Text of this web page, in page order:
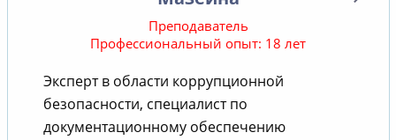
Преподаватель
Профессиональный опыт: 18 лет
Эксперт в области коррупционной
безопасности, специалист по
документационному обеспечению